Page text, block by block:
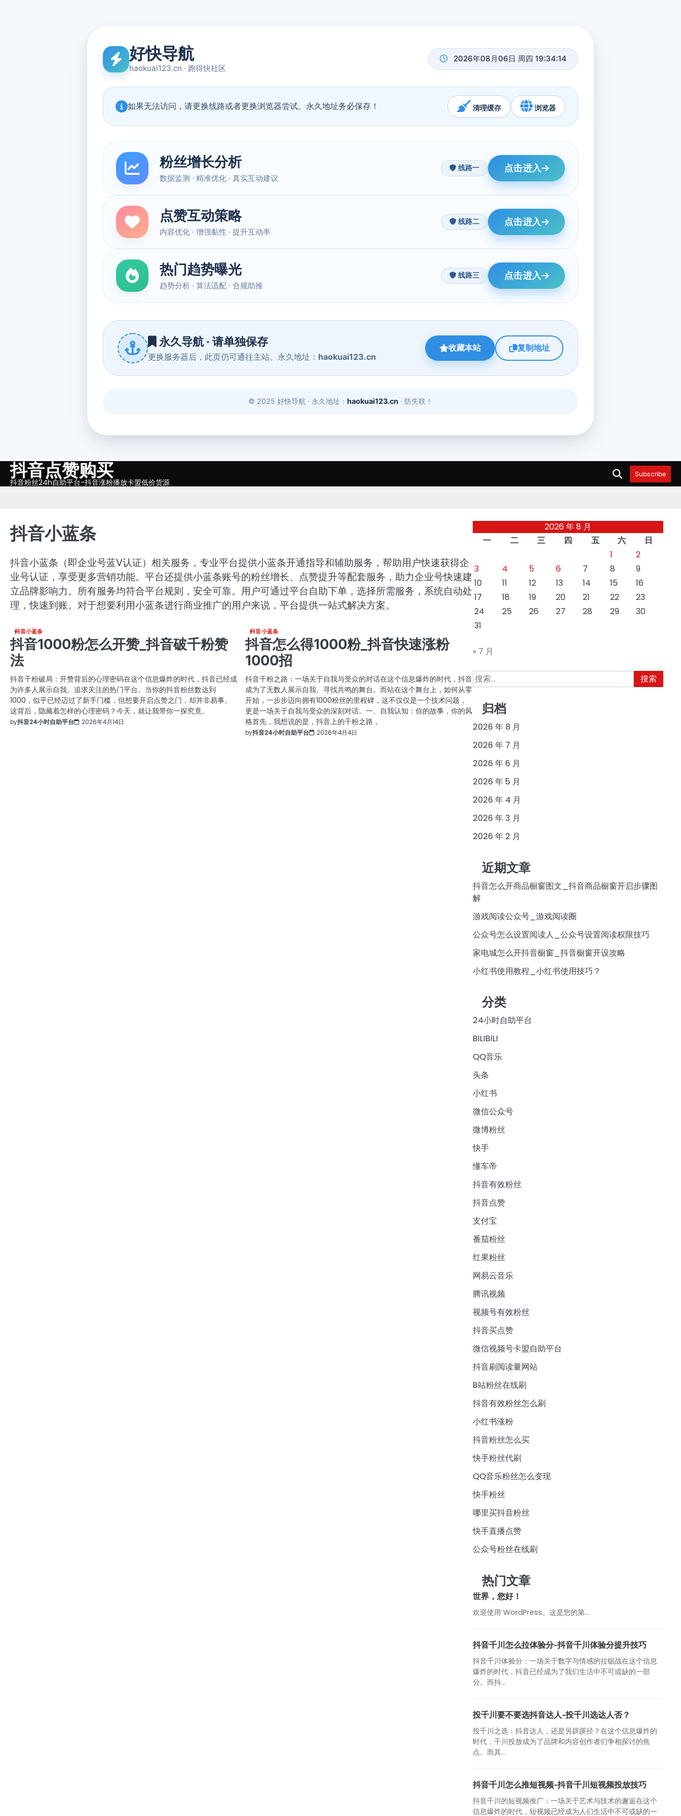
Skip抖音点赞购买
抖音粉丝24h自助平台-抖音涨粉播放卡盟低价货源
Subscribe
抖音小蓝条
抖音小蓝条（即企业号蓝V认证）相关服务，专业平台提供小蓝条开通指导和辅助服务，帮助用户快速获得企
业号认证，享受更多营销功能。平台还提供小蓝条账号的粉丝增长、点赞提升等配套服务，助力企业号快速建
立品牌影响力。所有服务均符合平台规则，安全可靠。用户可通过平台自助下单，选择所需服务，系统自动处
理，快速到账。对于想要利用小蓝条进行商业推广的用户来说，平台提供一站式解决方案。
抖音小蓝条
抖音1000粉怎么开赞_抖音破千粉赞
法
抖音千粉破局：开赞背后的心理密码在这个信息爆炸的时代，抖音已经成
为许多人展示自我、追求关注的热门平台。当你的抖音粉丝数达到
1000，似乎已经迈过了新手门槛，但想要开启点赞之门，却并非易事。
这背后，隐藏着怎样的心理密码？今天，就让我带你一探究竟。
by抖音24小时自助平台 2026年4月14日
抖音小蓝条
抖音怎么得1000粉_抖音快速涨粉
1000招
抖音千粉之路：一场关于自我与受众的对话在这个信息爆炸的时代，抖音
成为了无数人展示自我、寻找共鸣的舞台。而站在这个舞台上，如何从零
开始，一步步迈向拥有1000粉丝的里程碑，这不仅仅是一个技术问题，
更是一场关于自我与受众的深刻对话。一、自我认知：你的故事，你的风
格首先，我想说的是，抖音上的千粉之路，
by抖音24小时自助平台 2026年4月4日
2026 年 8 月
一
二 三 四 五 六
日
1
2
3
4 5 6 7 8
9
10
11 12 13 14 15
16
17
18 19 20 21 22
23
24
25 26 27 28 29
30
31
« 7 月
搜
索：
归档
2026 年 8 月
2026 年 7 月
2026 年 6 月
2026 年 5 月
2026 年 4 月
2026 年 3 月
2026 年 2 月
近期文章
抖音怎么开商品橱窗图文_抖音商品橱窗开启步骤图
解
游戏阅读公众号_游戏阅读圈
公众号怎么设置阅读人_公众号设置阅读权限技巧
家电城怎么开抖音橱窗_抖音橱窗开设攻略
小红书使用教程_小红书使用技巧？
分类
24小时自助平台
BILIBILI
QQ音乐
头条
小红书
微信公众号
微博粉丝
快手
懂车帝
抖音有效粉丝
抖音点赞
支付宝
番茄粉丝
红果粉丝
网易云音乐
腾讯视频
视频号有效粉丝
抖音买点赞
微信视频号卡盟自助平台
抖音刷阅读量网站
B站粉丝在线刷
抖音有效粉丝怎么刷
小红书涨粉
抖音粉丝怎么买
快手粉丝代刷
QQ音乐粉丝怎么变现
快手粉丝
哪里买抖音粉丝
快手直播点赞
公众号粉丝在线刷
热门文章
世界，您好！
欢迎使用 WordPress。这是您的第…
抖音千川怎么拉体验分-抖音千川体验分提升技巧
抖音千川体验分：一场关于数字与情感的拉锯战在这个信息
爆炸的时代，抖音已经成为了我们生活中不可或缺的一部
分。而抖...
投千川要不要选抖音达人-投千川选达人否？
投千川之选：抖音达人，还是另辟蹊径？在这个信息爆炸的
时代，千川投放成为了品牌和内容创作者们争相探讨的焦
点。而其...
抖音千川怎么推短视频-抖音千川短视频投放技巧
抖音千川的短视频推广：一场关于艺术与技术的邂逅在这个
信息爆炸的时代，短视频已经成为人们生活中不可或缺的一